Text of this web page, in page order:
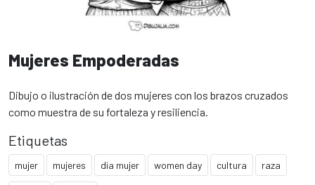
Mujeres Empoderadas
Dibujo o ilustración de dos mujeres con los brazos cruzados
como muestra de su fortaleza y resiliencia.
Etiquetas
mujer mujeres dia mujer women day cultura raza